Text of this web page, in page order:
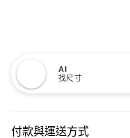
AI
找尺寸
付款與運送方式